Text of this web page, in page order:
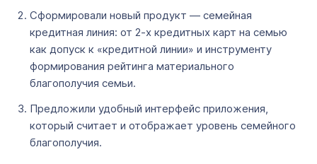
Сформировали новый продукт — семейная
кредитная линия: от 2-х кредитных карт на семью
как допуск к «кредитной линии» и инструменту
формирования рейтинга материального
благополучия семьи.
Предложили удобный интерфейс приложения,
который считает и отображает уровень семейного
благополучия.